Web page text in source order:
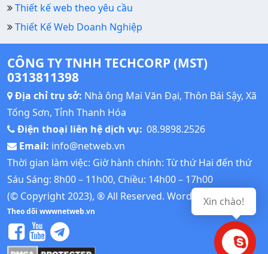
Thiết kế web theo yêu cầu
Thiết Kế Web Doanh Nghiệp
CÔNG TY TNHH TECHCORP (MST)
0313811398
Địa chỉ trụ sở: Nhà ông Mai Văn Đại, Thôn Bái Sậy, Xã
Tống Sơn, Tỉnh Thanh Hóa
Điện thoại liên hệ dịch vụ: 08.9898.2526
Email: info@netweb.vn
Thời gian làm việc: Giờ hành chính: Từ thứ Hai đến thứ
Sáu Sáng: 8h00 – 11h00, Chiều: 14h00 – 17h00
(© Copyright 2023), ® All Reserved. Wordpress Tutorial
Theo dõi wwwnetweb.vn
Xin chào!